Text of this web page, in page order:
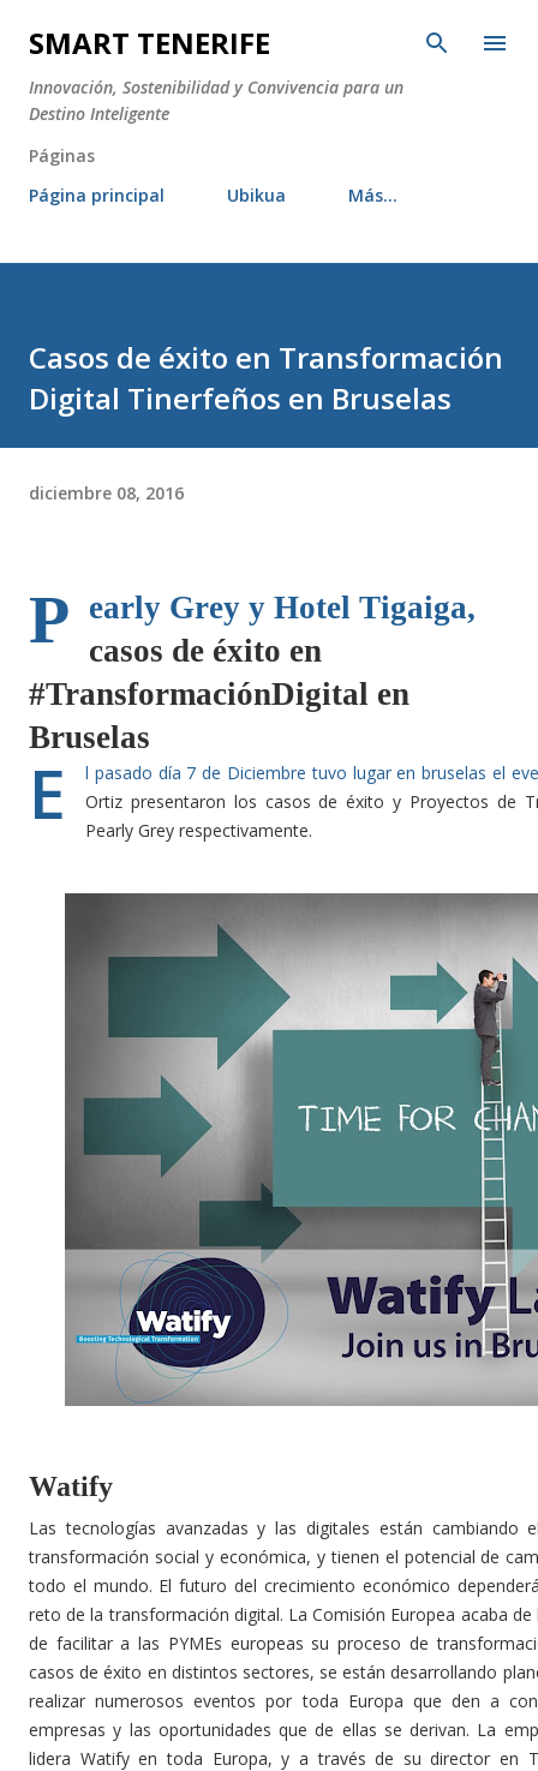
Ir al contenido
SMART TENERIFE
Innovación, Sostenibilidad y Convivencia para un
Destino Inteligente
Páginas
Página principal
Ubikua Más…
Casos de éxito en Transformación
Digital Tinerfeños en Bruselas
diciembre 08, 2016
P early Grey y Hotel Tigaiga,
casos de éxito en
#TransformaciónDigital en
Bruselas
E
l pasado día 7 de Diciembre tuvo lugar en bruselas el
Ortiz presentaron los casos de éxito y Proyectos de
Pearly Grey respectivamente.
Watify
Las tecnologías avanzadas y las digitales están
transformación social y económica, y tienen el potencial de
todo el mundo. El futuro del crecimiento económico
reto de la transformación digital. La Comisión Europea acaba
de facilitar a las PYMEs europeas su proceso de
casos de éxito en distintos sectores, se están desarrollando
realizar numerosos eventos por toda Europa que den a
empresas y las oportunidades que de ellas se derivan. La
lidera Watify en toda Europa, y a través de su director en